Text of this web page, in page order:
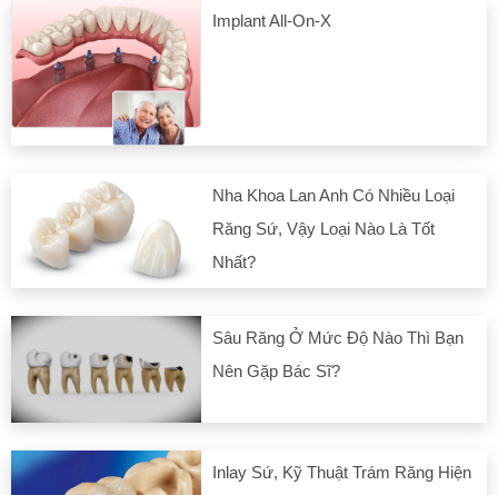
Implant All-On-X
Nha Khoa Lan Anh Có Nhiều Loại
Răng Sứ, Vậy Loại Nào Là Tốt
Nhất?
Sâu Răng Ở Mức Độ Nào Thì Bạn
Nên Gặp Bác Sĩ?
Inlay Sứ, Kỹ Thuật Trám Răng Hiện